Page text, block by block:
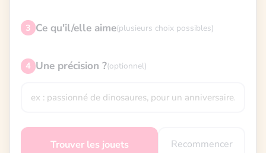
3 Ce qu'il/elle aime(plusieurs choix possibles)
4 Une précision ?(optionnel)
Trouver les jouets Recommencer